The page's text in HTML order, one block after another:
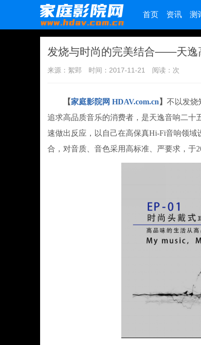
首页 资讯 测
发烧与时尚的完美结合——天逸
来源：絮郢 时间：2017-11-21 阅读： 次
【家庭影院网 HDAV.com.cn 】 不以发烧
追求高品质音乐的消费者，是天逸音响二十
速做出反应，以自己在高保真Hi-Fi音响领
合，对音质、音色采用高标准、严要求，于